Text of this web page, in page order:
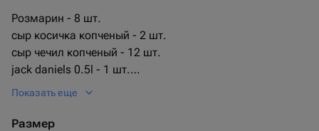
Розмарин - 8 шт.
сыр косичка копченый - 2 шт.
сыр чечил копченый - 12 шт.
jack daniels 0.5l - 1 шт.
охотничьи колбаски мини - 33 шт.
багет белый 12 - 2 шт.
Показать еще
Размер